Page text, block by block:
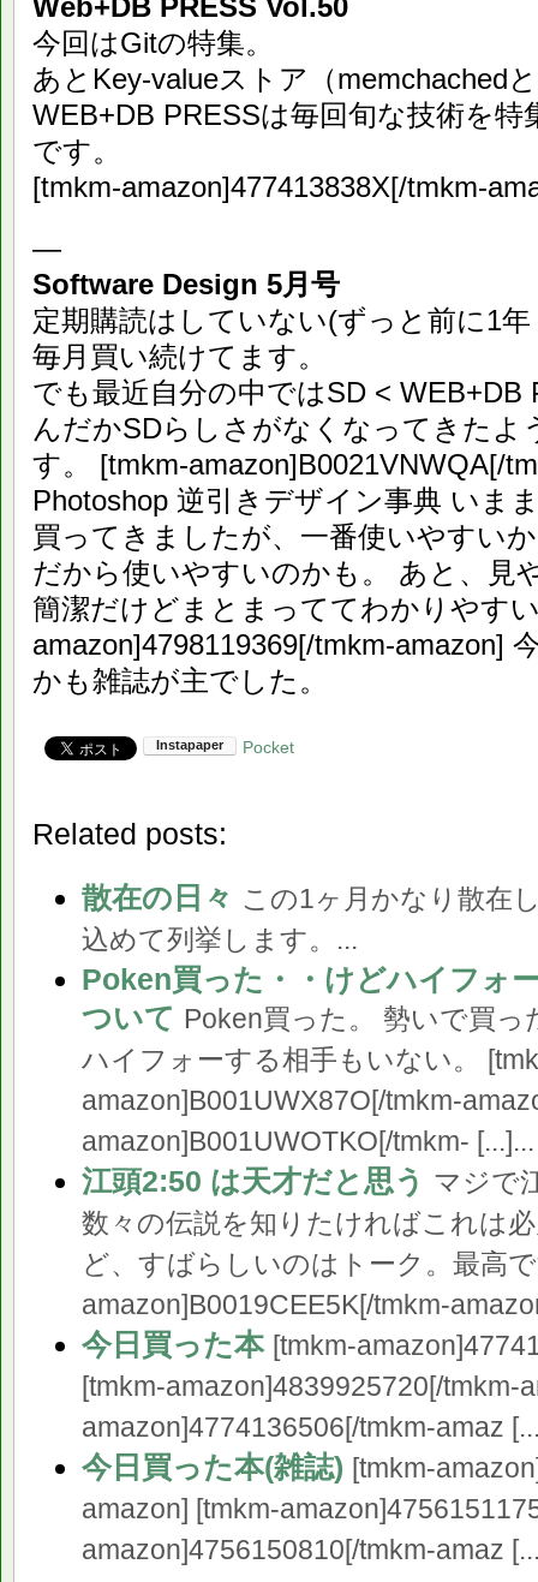
今回はGitの特集。
あとKey-valueストア（memchached
WEB+DB PRESSは毎回旬な技術を
です。
[tmkm-amazon]477413838X[/tmkm-
—
Software Design 5月号
定期購読はしていない(ずっと前に1
毎月買い続けてます。
でも最近自分の中ではSD < WEB+DB
んだかSDらしさがなくなってきたよ
す。 [tmkm-amazon]B0021VNWQA[/
Photoshop 逆引きデザイン事典 いま
買ってきましたが、一番使いやすい
だから使いやすいのかも。 あと、見
簡潔だけどまとまっててわかりやす
amazon]4798119369[/tmkm-amazon]
かも雑誌が主でした。
Pocket
Related posts:
散在の日々 この1ヶ月かなり散在
込めて列挙します。...
Poken買った・・けどハイフォ
ついて Poken買った。 勢いで買
ハイフォーする相手もいない。
amazon]B001UWX87O[/tmkm-
amazon]B001UWOTKO[/tmkm- [...]...
江頭2:50 は天才だと思う マジで
数々の伝説を知りたければこれは
ど、すばらしいのはトーク。最高
amazon]B0019CEE5K[/tmkm-
今日買った本 [tmkm-
[tmkm-amazon]4839925720[/tmkm-
amazon]4774136506[/tmkm-amaz
今日買った本(雑誌) [tmkm-
amazon] [tmkm-
amazon]4756150810[/tmkm-amaz